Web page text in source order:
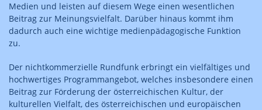
Medien und leisten auf diesem Wege einen wesentlichen
Beitrag zur Meinungsvielfalt. Darüber hinaus kommt ihm
dadurch auch eine wichtige medienpädagogische Funktion
zu.
Der nichtkommerzielle Rundfunk erbringt ein vielfältiges und
hochwertiges Programmangebot, welches insbesondere einen
Beitrag zur Förderung der österreichischen Kultur, der
kulturellen Vielfalt, des österreichischen und europäischen